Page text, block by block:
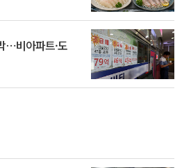
⋯비아파트·도